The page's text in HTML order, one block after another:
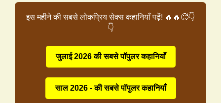
इस महीने की सबसे लोकप्रिय सेक्स कहानियाँ पढ़ें! 🔥🔥🥵👇
👇
जुलाई 2026 की सबसे पॉपुलर कहानियाँ
साल 2026 - की सबसे पॉपुलर कहानियाँ